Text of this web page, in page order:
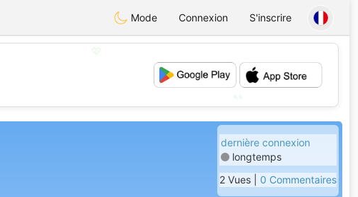
Mode Connexion S'inscrire
💕
dernière connexion
longtemps
2 Vues | 0 Commentaires